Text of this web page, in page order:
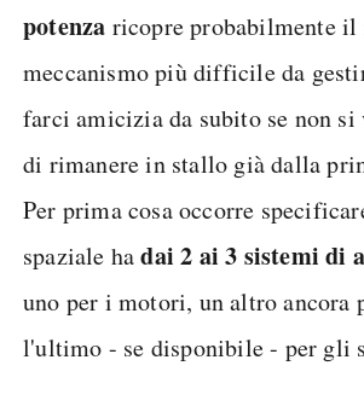
potenza ricopre probabilmente il
meccanismo più difficile da
farci amicizia da subito se non
di rimanere in stallo già dalla
Per prima cosa occorre
spaziale hadai 2 ai 3 sistemi di
uno per i motori, un altro ancora
l'ultimo - se disponibile - per gli